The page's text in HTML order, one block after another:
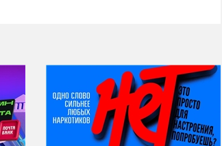
НИ ДНЯ БЕЗ ДАТЫ...
06 августа
Яков Яковлевич
Вебер